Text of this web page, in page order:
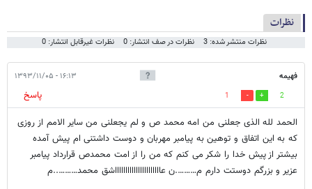
نظرات
نظرات منتشر شده: 3 نظرات در صف انتشار: 0 نظرات غیرقابل انتشار: 0
فهیمه ۱۶:۱۳ - ۱۳۹۳/۱۱/۰۵
2
1
پاسخ
الحمد لله الذی جعلنی من امه محمد ص و لم یجعلنی من سایر الامم از روزی
که به این اتفاق و توهین به پیامبر مهربان و دوست داشتنی ام پیش آمده
بیشتر از پیش خدا را شکر می کنم که من را از امت محمدص قرارداد پیامبر
عزیر و بزرگم دوستت دارم م……….ن عااااااااااااااااااااااشق محمد………..م